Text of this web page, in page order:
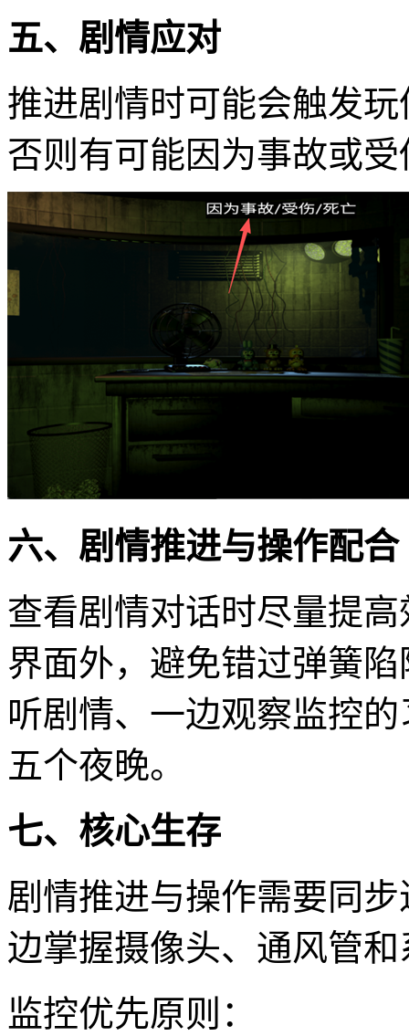
五、剧情应对
推进剧情时可能会触发
否则有可能因为事故或
六、剧情推进与操作配合
查看剧情对话时尽量提
界面外，避免错过弹簧
听剧情、一边观察监控
五个夜晚。
七、核心生存
剧情推进与操作需要同
边掌握摄像头、通风管
监控优先原则：